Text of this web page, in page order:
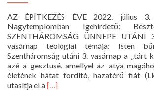
AZ ÉPÍTKEZÉS ÉVE 2022. július
Nagytemplomban Igehirdető:
SZENTHÁROMSÁG ÜNNEPE UTÁNI
vasárnap teológiai témája: Isten
Szentháromság utáni 3. vasárnap a „tárt
azé a gesztusé, amellyel az atya
életének hátat fordító, hazatérő fiát
utasítja el aRead
[…]